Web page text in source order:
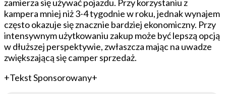
zamierza się używać pojazdu. Przy korzystaniu z
kampera mniej niż 3-4 tygodnie w roku, jednak wynajem
często okazuje się znacznie bardziej ekonomiczny. Przy
intensywnym użytkowaniu zakup może być lepszą opcją
w dłuższej perspektywie, zwłaszcza mając na uwadze
zwiększającą się camper sprzedaż.
+Tekst Sponsorowany+